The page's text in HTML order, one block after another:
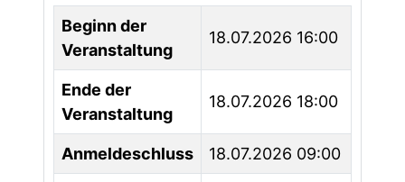
Beginn der
Veranstaltung
18.07.2026 16:00
Ende der
Veranstaltung
18.07.2026 18:00
Anmeldeschluss 18.07.2026 09:00